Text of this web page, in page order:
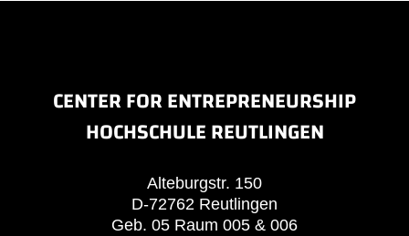
CENTER FOR ENTREPRENEURSHIP
HOCHSCHULE REUTLINGEN
Alteburgstr. 150
D-72762 Reutlingen
Geb. 05 Raum 005 & 006